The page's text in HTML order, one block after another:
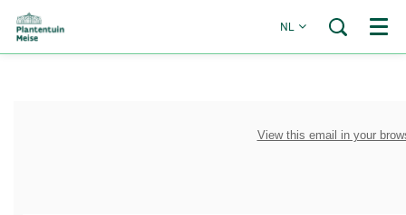
NL Menu
View this email in your